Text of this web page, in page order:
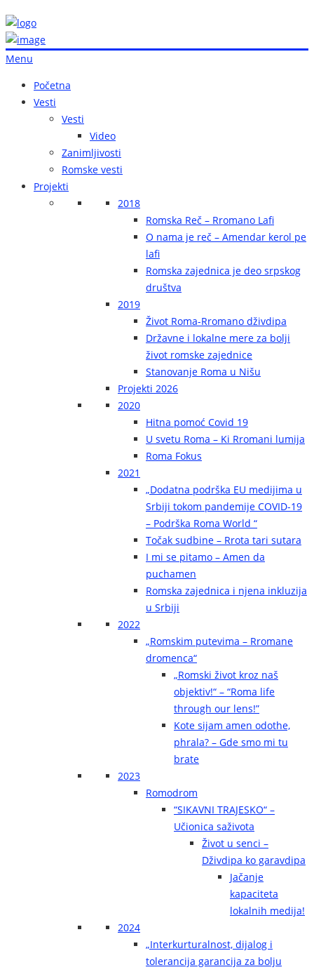
Menu
Početna
Vesti
Vesti
Video
Zanimljivosti
Romske vesti
Projekti
2018
Romska Reč – Rromano Lafi
O nama je reč – Amendar kerol pe
lafi
Romska zajednica je deo srpskog
društva
2019
Život Roma-Rromano dživdipa
Državne i lokalne mere za bolji
život romske zajednice
Stanovanje Roma u Nišu
Projekti 2026
2020
Hitna pomoć Covid 19
U svetu Roma – Ki Rromani lumija
Roma Fokus
2021
„Dodatna podrška EU medijima u
Srbiji tokom pandemije COVID-19
– Podrška Roma World “
Točak sudbine – Rrota tari sutara
I mi se pitamo – Amen da
puchamen
Romska zajednica i njena inkluzija
u Srbiji
2022
„Romskim putevima – Rromane
dromenca“
„Romski život kroz naš
objektiv!“ – “Roma life
through our lens!”
Kote sijam amen odothe,
phrala? – Gde smo mi tu
brate
2023
Romodrom
“SIKAVNI TRAJESKO“ –
Učionica saživota
Život u senci –
Dživdipa ko garavdipa
Jačanje
kapaciteta
lokalnih medija!
2024
„Interkurturalnost, dijalog i
tolerancija garancija za bolju